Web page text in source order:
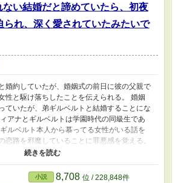
ない結婚だと諦めていたら、初夜
られ、深く愛されていたみたいで
婚約していたが、婚姻式の前日に彼の父親で
性と駆け落ちしたことを伝えられる。 婚姻
ていたが、弟ギルベルトと結婚することにな
アナとギルベルトは学園時代の同級生であ
ルベルト本人から慕ってる女性がいる話を
恋路を邪魔していることに罪悪感を覚える。
だけ彼と結婚生活を送り、そのあと離婚をし
※ムーンライトノベルズにも投稿中です。
小説 8,708 位 / 228,848件